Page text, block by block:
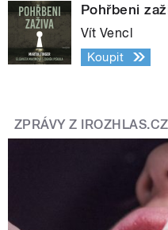
Pohřbeni
Vít Vencl
Koupit
ZPRÁVY Z IROZHLAS.CZ